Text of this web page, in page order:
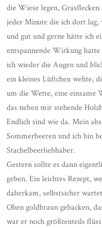
die Wiese legen,
jeder Minute die ich dort
und gut und gerne hätte ich
entspannende Wirkung
ich wieder die Augen und
ein kleines Lüftchen wehte,
um die Wette, eine einsame
das neben mir stehende
Endlich sind wie da. Mein
Sommerbeeren und ich bin
Stachelbeerliebhaber.
Gestern sollte es dann
geben. Ein leichtes Rezept,
daherkam, selbstsicher
Oben goldbraun gebacken,
war er noch größtenteils